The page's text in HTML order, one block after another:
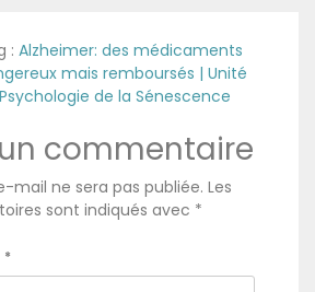
: Alzheimer: des médicaments
mais remboursés | Unité
de la Sénescence
commentaire
mail ne sera pas publiée. Les
sont indiqués avec *
*